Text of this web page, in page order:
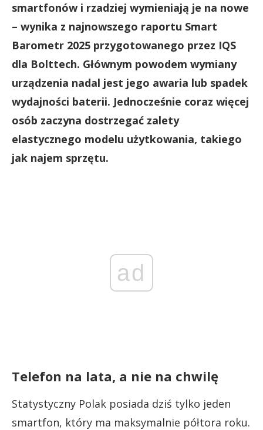
smartfonów i rzadziej wymieniają je na nowe
– wynika z najnowszego raportu Smart
Barometr 2025 przygotowanego przez IQS
dla Bolttech. Głównym powodem wymiany
urządzenia nadal jest jego awaria lub spadek
wydajności baterii. Jednocześnie coraz więcej
osób zaczyna dostrzegać zalety
elastycznego modelu użytkowania, takiego
jak najem sprzętu.
ad
Telefon na lata, a nie na chwilę
Statystyczny Polak posiada dziś tylko jeden
smartfon, który ma maksymalnie półtora roku.